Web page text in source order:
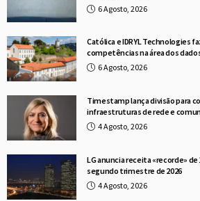
6 Agosto, 2026
Católica e IDRYL Technologies
competências na área dos
6 Agosto, 2026
Timestamp lança divisão para
infraestruturas de rede e
4 Agosto, 2026
LG anuncia receita «recorde»
segundo trimestre de 2026
4 Agosto, 2026